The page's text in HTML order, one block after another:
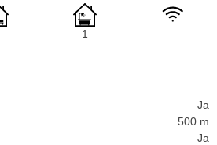
1
Ja
500 m
Ja